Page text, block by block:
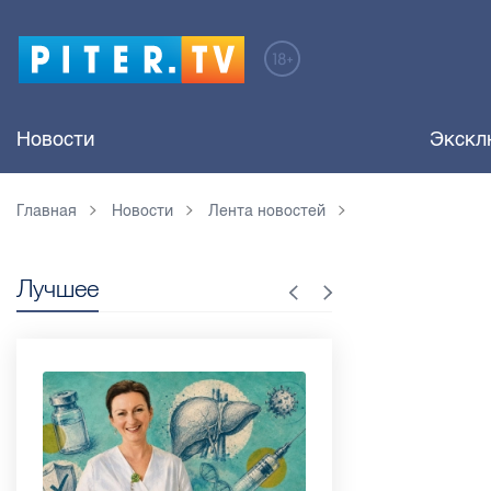
Новости
Главная Новости Лента новостей
Лучшее